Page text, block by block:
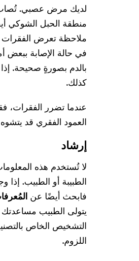
لديك مرض عصبي. تُصاب
منطقة الحبل الشوكي
ملاحظة تعرض
في حالة الإصابة ببعض
بالدم بصورةٍ صحيحة.
كذلك.
عندما تضرر الفقرات،
العمود الفقري قد
إرشاد
لا تُستخدم هذه
فابحث أيضًا عن
يتولى الطبيب
اللزوم.